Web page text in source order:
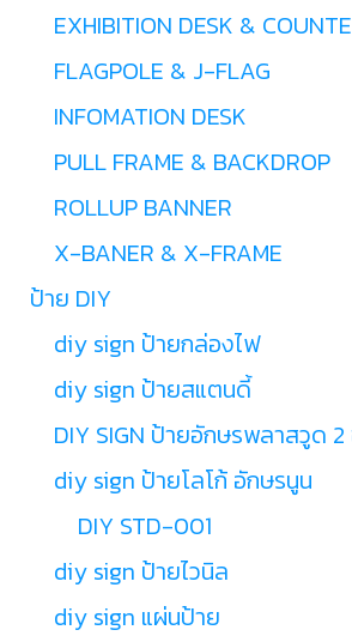
EXHIBITION DESK &
FLAGPOLE & J-FLAG
INFOMATION DESK
PULL FRAME & BACKDROP
ROLLUP BANNER
X-BANER & X-FRAME
ป้าย DIY
diy sign ป้ายกล่องไฟ
diy sign ป้ายสแตนดี้
DIY SIGN ป้ายอักษรพลาสวูด 2
diy sign ป้ายโลโก้ อักษรนูน
DIY STD-001
diy sign ป้ายไวนิล
diy sign แผ่นป้าย